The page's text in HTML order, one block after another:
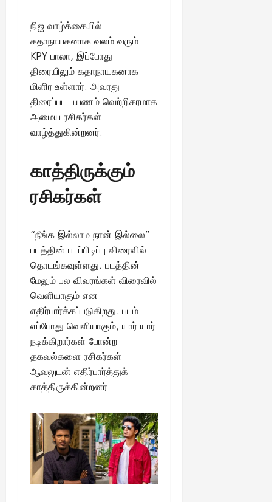
நிஜ வாழ்க்கையில்
கதாநாயகனாக வலம் வரும்
KPY பாலா, இப்போது
திரையிலும் கதாநாயகனாக
மிளிர உள்ளார். அவரது
திரைப்பட பயணம் வெற்றிகரமாக
அமைய ரசிகர்கள்
வாழ்த்துகின்றனர்.
காத்திருக்கும்
ரசிகர்கள்
“நீங்க இல்லாம நான் இல்லை”
படத்தின் படப்பிடிப்பு விரைவில்
தொடங்கவுள்ளது. படத்தின்
மேலும் பல விவரங்கள் விரைவில்
வெளியாகும் என
எதிர்பார்க்கப்படுகிறது. படம்
எப்போது வெளியாகும், யார் யார்
நடிக்கிறார்கள் போன்ற
தகவல்களை ரசிகர்கள்
ஆவலுடன் எதிர்பார்த்துக்
காத்திருக்கின்றனர்.